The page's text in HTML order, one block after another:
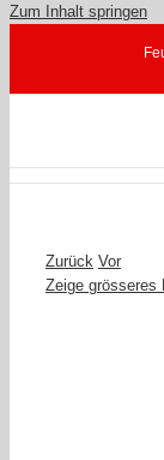
Zum Inhalt springen
Zurück Vor
Zeige grösseres